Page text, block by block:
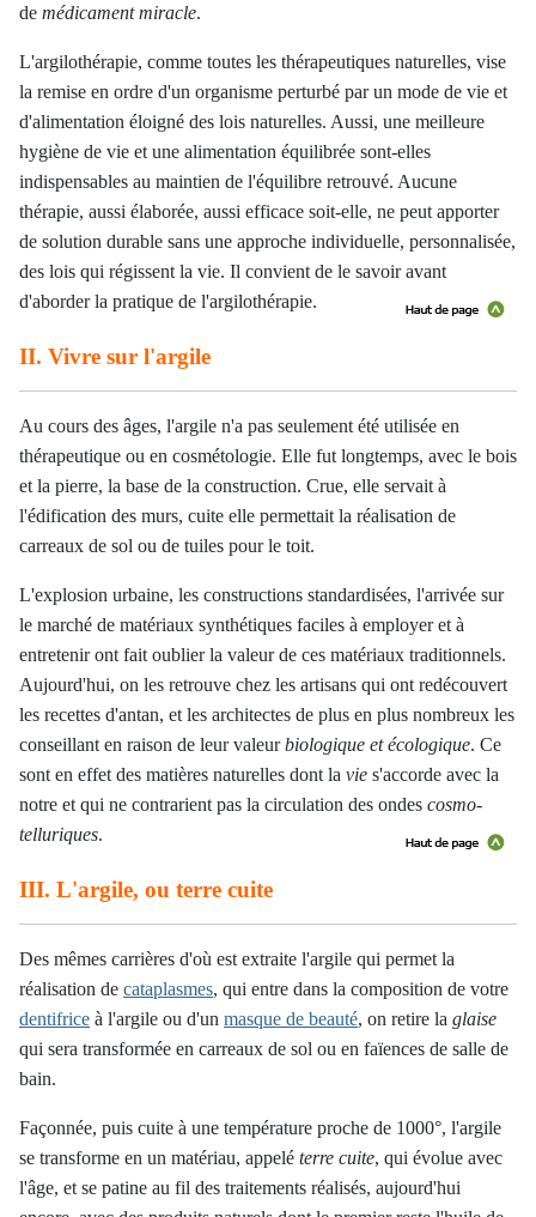
de médicament miracle.
L'argilothérapie, comme toutes les thérapeutiques naturelles, vise
la remise en ordre d'un organisme perturbé par un mode de vie et
d'alimentation éloigné des lois naturelles. Aussi, une meilleure
hygiène de vie et une alimentation équilibrée sont-elles
indispensables au maintien de l'équilibre retrouvé. Aucune
thérapie, aussi élaborée, aussi efficace soit-elle, ne peut apporter
de solution durable sans une approche individuelle, personnalisée,
des lois qui régissent la vie. Il convient de le savoir avant
d'aborder la pratique de l'argilothérapie.
II. Vivre sur l'argile
Au cours des âges, l'argile n'a pas seulement été utilisée en
thérapeutique ou en cosmétologie. Elle fut longtemps, avec le bois
et la pierre, la base de la construction. Crue, elle servait à
l'édification des murs, cuite elle permettait la réalisation de
carreaux de sol ou de tuiles pour le toit.
L'explosion urbaine, les constructions standardisées, l'arrivée sur
le marché de matériaux synthétiques faciles à employer et à
entretenir ont fait oublier la valeur de ces matériaux traditionnels.
Aujourd'hui, on les retrouve chez les artisans qui ont redécouvert
les recettes d'antan, et les architectes de plus en plus nombreux les
conseillant en raison de leur valeurbiologique et écologique. Ce
sont en effet des matières naturelles dont la vie s'accorde avec la
notre et qui ne contrarient pas la circulation des ondes cosmo-
telluriques.
III. L'argile, ou terre cuite
Des mêmes carrières d'où est extraite l'argile qui permet la
réalisation de cataplasmes, qui entre dans la composition de votre
dentifrice à l'argile ou d'un masque de beauté, on retire la glaise
qui sera transformée en carreaux de sol ou en faïences de salle de
bain.
Façonnée, puis cuite à une température proche de 1000°, l'argile
se transforme en un matériau, appelé terre cuite, qui évolue avec
l'âge, et se patine au fil des traitements réalisés, aujourd'hui